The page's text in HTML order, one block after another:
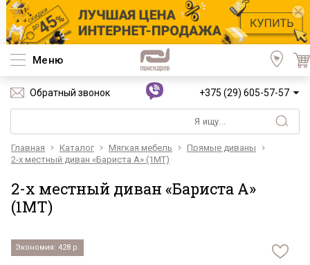
Меню
Обратный звонок +375 (29) 605-57-57
Главная Каталог Мягкая мебель
Прямые диваны
2-х местный диван «Бариста А» (1MT)
2-х местный диван «Бариста А»
(1MT)
Экономия: 428 р.